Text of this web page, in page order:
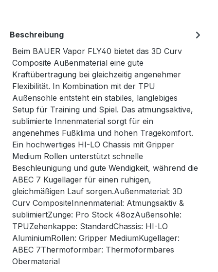
Beschreibung
Beim BAUER Vapor FLY40 bietet das 3D Curv
Composite Außenmaterial eine gute
Kraftübertragung bei gleichzeitig angenehmer
Flexibilität. In Kombination mit der TPU
Außensohle entsteht ein stabiles, langlebiges
Setup für Training und Spiel. Das atmungsaktive,
sublimierte Innenmaterial sorgt für ein
angenehmes Fußklima und hohen Tragekomfort.
Ein hochwertiges HI-LO Chassis mit Gripper
Medium Rollen unterstützt schnelle
Beschleunigung und gute Wendigkeit, während die
ABEC 7 Kugellager für einen ruhigen,
gleichmäßigen Lauf sorgen.Außenmaterial: 3D
Curv CompositeInnenmaterial: Atmungsaktiv &
sublimiertZunge: Pro Stock 48ozAußensohle:
TPUZehenkappe: StandardChassis: HI-LO
AluminiumRollen: Gripper MediumKugellager:
ABEC 7Thermoformbar: Thermoformbares
Obermaterial